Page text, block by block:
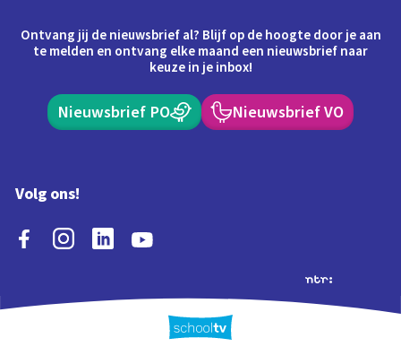
Ontvang jij de nieuwsbrief al? Blijf op de hoogte door je aan
te melden en ontvang elke maand een nieuwsbrief naar
keuze in je inbox!
Nieuwsbrief PO Nieuwsbrief VO
Volg ons!